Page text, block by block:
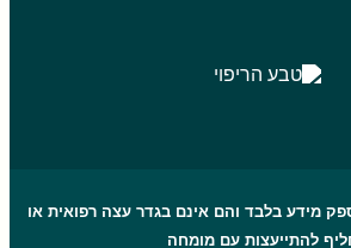
מידע בלבד והם אינם בגדר עצה רפואית או
להתייעצות עם מומחה